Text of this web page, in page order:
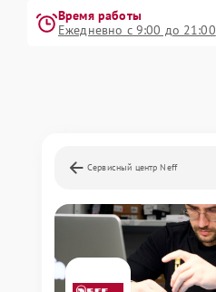
Время работы
Ежедневно с 9:00 до 21:00
Сервисный центр Neff